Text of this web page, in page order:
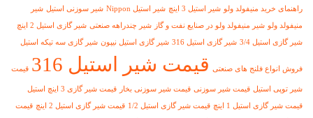
راهنمای خرید منیفولد ولو شیر استیل 3 اینچ شیر استیل Nippon شیر سوزنی استیل شیر
منیفولد ولو شیر منیفولد ولو در صنایع نفت و گاز شیر چندراهه صنعتی شیر گازی استیل 2 اینچ
شیر گازی استیل 3/4 شیر گازی استیل 316 شیر گازی استیل نیپون شیر گازی سه تیکه استیل
فروش انواع فلنج های صنعتی قیمت شیر استیل 316 قیمت
شیر توپی استیل قیمت شیر سوزنی قیمت شیر سوزنی بخار قیمت شیر گازی 3 اینچ استیل
قیمت شیر گازی استیل 1 اینچ قیمت شیر گازی استیل 1/2 قیمت شیر گازی استیل 2 اینچ قیمت